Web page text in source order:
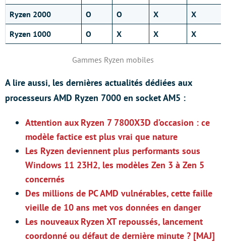
Ryzen 2000
O O X
X
Ryzen 1000
O X X X
Gammes Ryzen mobiles
A lire aussi, les dernières actualités dédiées aux
processeurs AMD Ryzen 7000 en socket AM5 :
Attention aux Ryzen 7 7800X3D d’occasion : ce
modèle factice est plus vrai que nature
Les Ryzen deviennent plus performants sous
Windows 11 23H2, les modèles Zen 3 à Zen 5
concernés
Des millions de PC AMD vulnérables, cette faille
vieille de 10 ans met vos données en danger
Les nouveaux Ryzen XT repoussés, lancement
coordonné ou défaut de dernière minute ? [MAJ]